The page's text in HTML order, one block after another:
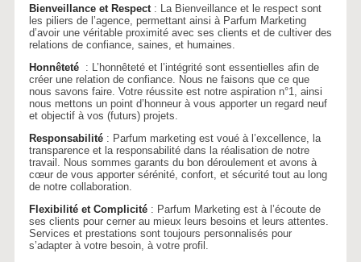
Bienveillance et Respect: La Bienveillance et le respect sont
les piliers de l’agence, permettant ainsi à Parfum Marketing
d’avoir une véritable proximité avec ses clients et de cultiver des
relations de confiance, saines, et humaines.
Honnêteté : L’honnêteté et l’intégrité sont essentielles afin de
créer une relation de confiance. Nous ne faisons que ce que
nous savons faire. Votre réussite est notre aspiration n°1, ainsi
nous mettons un point d’honneur à vous apporter un regard neuf
et objectif à vos (futurs) projets.
Responsabilité: Parfum marketing est voué à l’excellence, la
transparence et la responsabilité dans la réalisation de notre
travail. Nous sommes garants du bon déroulement et avons à
cœur de vous apporter sérénité, confort, et sécurité tout au long
de notre collaboration.
Flexibilité et Complicité: Parfum Marketing est à l’écoute de
ses clients pour cerner au mieux leurs besoins et leurs attentes.
Services et prestations sont toujours personnalisés pour
s’adapter à votre besoin, à votre profil.